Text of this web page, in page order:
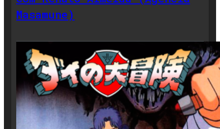
Masamune)